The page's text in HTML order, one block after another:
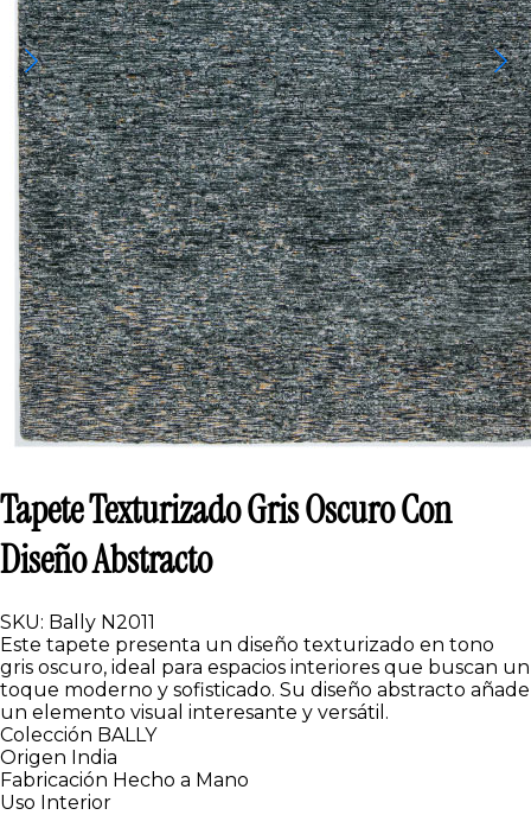
Tapete Texturizado Gris Oscuro Con
Diseño Abstracto
SKU: Bally N2011
Este tapete presenta un diseño texturizado en tono
gris oscuro, ideal para espacios interiores que buscan un
toque moderno y sofisticado. Su diseño abstracto añade
un elemento visual interesante y versátil.
Colección BALLY
Origen India
Fabricación Hecho a Mano
Uso Interior